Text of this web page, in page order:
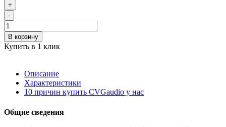
+
-
В корзину
Купить в 1 клик
Описание
Характеристики
10 причин купить CVGaudio у нас
Общие сведения